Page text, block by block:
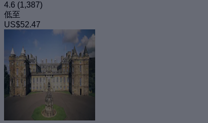
4.6 (1,387)
低至
US$52.47